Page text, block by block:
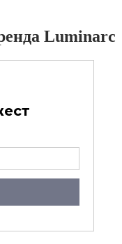
Luminarc